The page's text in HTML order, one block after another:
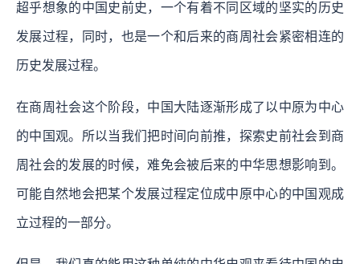
超乎想象的中国史前史，一个有着不同区域的坚实的历史
发展过程，同时，也是一个和后来的商周社会紧密相连的
历史发展过程。
在商周社会这个阶段，中国大陆逐渐形成了以中原为中心
的中国观。所以当我们把时间向前推，探索史前社会到商
周社会的发展的时候，难免会被后来的中华思想影响到。
可能自然地会把某个发展过程定位成中原中心的中国观成
立过程的一部分。